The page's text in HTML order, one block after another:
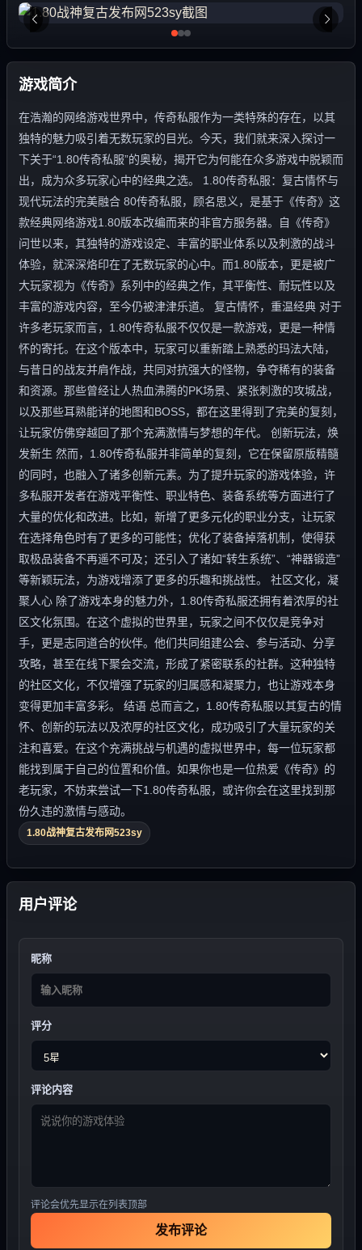
游戏简介
在浩瀚的网络游戏世界中，传奇私服作为一类特殊的存在，以其
独特的魅力吸引着无数玩家的目光。今天，我们就来深入探讨一
下关于“1.80传奇私服”的奥秘，揭开它为何能在众多游戏中脱颖而
出，成为众多玩家心中的经典之选。 1.80传奇私服：复古情怀与
现代玩法的完美融合 80传奇私服，顾名思义，是基于《传奇》这
款经典网络游戏1.80版本改编而来的非官方服务器。自《传奇》
问世以来，其独特的游戏设定、丰富的职业体系以及刺激的战斗
体验，就深深烙印在了无数玩家的心中。而1.80版本，更是被广
大玩家视为《传奇》系列中的经典之作，其平衡性、耐玩性以及
丰富的游戏内容，至今仍被津津乐道。 复古情怀，重温经典 对于
许多老玩家而言，1.80传奇私服不仅仅是一款游戏，更是一种情
怀的寄托。在这个版本中，玩家可以重新踏上熟悉的玛法大陆，
与昔日的战友并肩作战，共同对抗强大的怪物，争夺稀有的装备
和资源。那些曾经让人热血沸腾的PK场景、紧张刺激的攻城战，
以及那些耳熟能详的地图和BOSS，都在这里得到了完美的复刻，
让玩家仿佛穿越回了那个充满激情与梦想的年代。 创新玩法，焕
发新生 然而，1.80传奇私服并非简单的复刻，它在保留原版精髓
的同时，也融入了诸多创新元素。为了提升玩家的游戏体验，许
多私服开发者在游戏平衡性、职业特色、装备系统等方面进行了
大量的优化和改进。比如，新增了更多元化的职业分支，让玩家
在选择角色时有了更多的可能性；优化了装备掉落机制，使得获
取极品装备不再遥不可及；还引入了诸如“转生系统”、“神器锻造”
等新颖玩法，为游戏增添了更多的乐趣和挑战性。 社区文化，凝
聚人心 除了游戏本身的魅力外，1.80传奇私服还拥有着浓厚的社
区文化氛围。在这个虚拟的世界里，玩家之间不仅仅是竞争对
手，更是志同道合的伙伴。他们共同组建公会、参与活动、分享
攻略，甚至在线下聚会交流，形成了紧密联系的社群。这种独特
的社区文化，不仅增强了玩家的归属感和凝聚力，也让游戏本身
变得更加丰富多彩。 结语 总而言之，1.80传奇私服以其复古的情
怀、创新的玩法以及浓厚的社区文化，成功吸引了大量玩家的关
注和喜爱。在这个充满挑战与机遇的虚拟世界中，每一位玩家都
能找到属于自己的位置和价值。如果你也是一位热爱《传奇》的
老玩家，不妨来尝试一下1.80传奇私服，或许你会在这里找到那
份久违的激情与感动。
1.80战神复古发布网523sy
用户评论
昵称
评分
评论内容
评论会优先显示在列表顶部
发布评论